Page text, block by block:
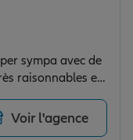
sympa avec de
raisonnables et
5 étoiles mérité
Voir l'agence